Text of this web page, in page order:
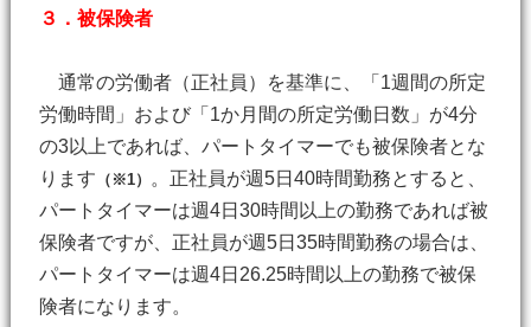
３．被保険者
通常の労働者（正社員）を基準に、「1週間の所定
労働時間」および「1か月間の所定労働日数」が4分
の3以上であれば、パートタイマーでも被保険者とな
ります （※1）
。正社員が週5日40時間勤務とすると、
パートタイマーは週4日30時間以上の勤務であれば被
保険者ですが、正社員が週5日35時間勤務の場合は、
パートタイマーは週4日26.25時間以上の勤務で被保
険者になります。